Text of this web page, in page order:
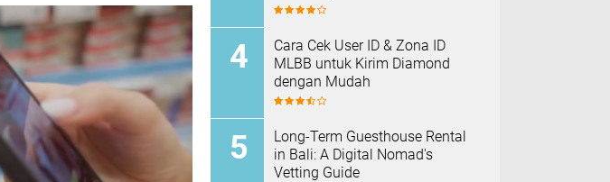
Cara Cek User ID & Zona ID
MLBB untuk Kirim Diamond
dengan Mudah
Long-Term Guesthouse Rental
in Bali: A Digital Nomad's
Vetting Guide